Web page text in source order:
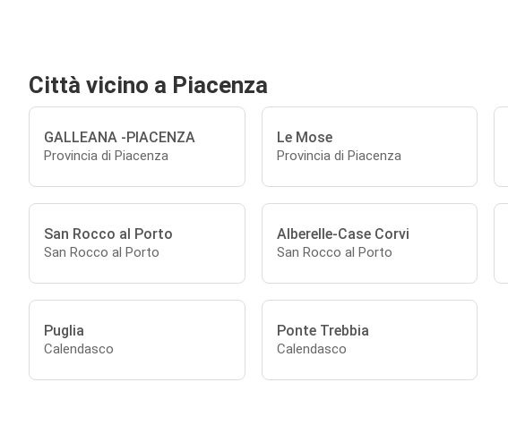
Città vicino a Piacenza
GALLEANA -PIACENZA
Provincia di Piacenza
Le Mose
Provincia di Piacenza
San Rocco al Porto
San Rocco al Porto
Alberelle-Case Corvi
San Rocco al Porto
Puglia
Calendasco
Ponte Trebbia
Calendasco